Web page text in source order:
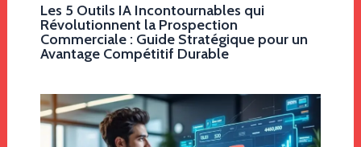
Les 5 Outils IA Incontournables qui
Révolutionnent la Prospection
Commerciale : Guide Stratégique pour un
Avantage Compétitif Durable